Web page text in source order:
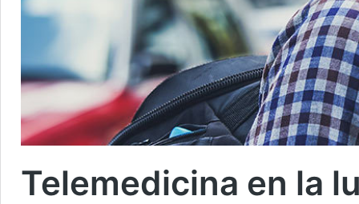
Telemedicina en la